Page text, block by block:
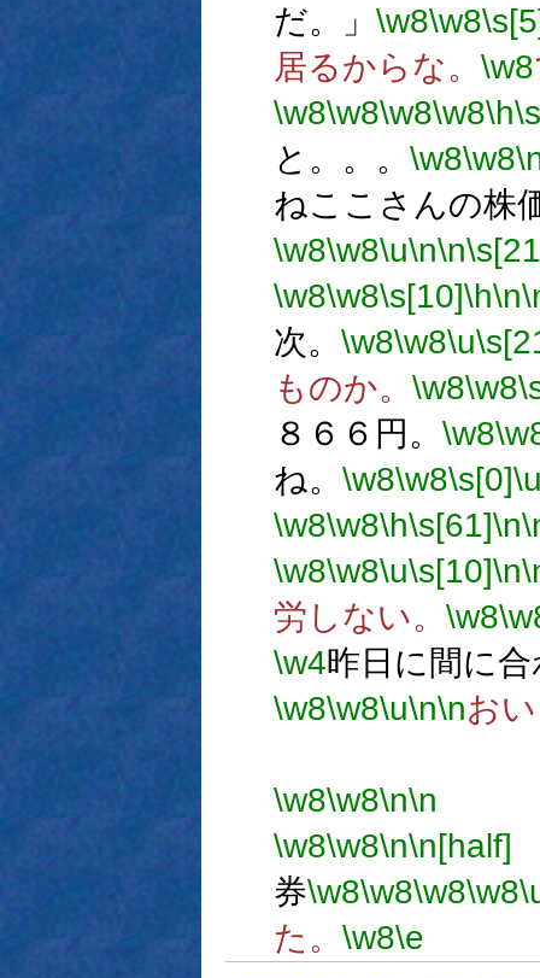
だ。」 \w8\w8
居るからな。 \w8
\w8\w8\w8\w8\h
と。。。 \w8\w8
ねここさんの株
\w8\w8\u\n\n
\w8\w8\s[10]\h\n
次。 \w8\w8\u
ものか。 \w8\w8
８６６円。 \w8
ね。 \w8\w8\s[0]
\w8\w8\h\s[61]\n
\w8\w8\u\s[10]\n
労しない。 \w8
\w4昨日に間に
\w8\w8\u\n\nお
\w8\w8\n\n
\w8\w8\n\n[half]
券\w8\w8\w8\w8
た。 \w8\e